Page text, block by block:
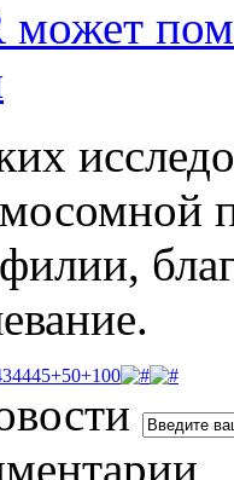
4445+50+100